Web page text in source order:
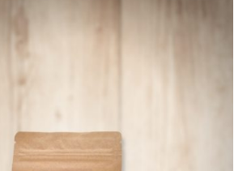
DES OPTIONS CE
/